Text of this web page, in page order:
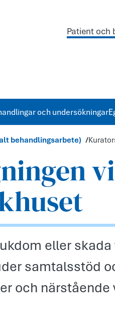
Patient och
och undersökningar
behandlingsarbete)
eller skada
samtalsstöd
och närstående